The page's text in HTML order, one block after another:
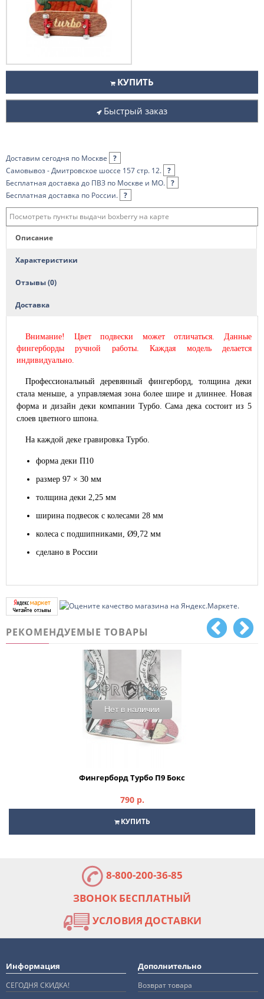
КУПИТЬ
Быстрый заказ
Доставим сегодня по Москве
?
Самовывоз - Дмитровское шоссе 157 стр. 12. ?
Бесплатная доставка до ПВЗ по Москве и МО. ?
Бесплатная доставка по России. ?
Посмотреть пункты выдачи boxberry на карте
Описание
Характеристики
Отзывы (0)
Доставка
Внимание! Цвет подвески может отличаться. Данные
фингерборды ручной работы. Каждая модель делается
индивидуально.
Профессиональный деревянный фингерборд, толщина деки
стала меньше, а управляемая зона более шире и длиннее. Новая
форма и дизайн деки компании Турбо. Сама дека состоит из 5
слоев цветного шпона.
На каждой деке гравировка Турбо.
форма деки П10
размер 97 × 30 мм
толщина деки 2,25 мм
ширина подвесок с колесами 28 мм
колеса с подшипниками, Ø9,72 мм
сделано в России
РЕКОМЕНДУЕМЫЕ ТОВАРЫ
Нет в наличии
Фингерборд Турбо П9 Бокс
790 р.
КУПИТЬ
8-800-200-36-85
ЗВОНОК БЕСПЛАТНЫЙ
УСЛОВИЯ ДОСТАВКИ
Информация
СЕГОДНЯ СКИДКА!
Дополнительно
Возврат товара